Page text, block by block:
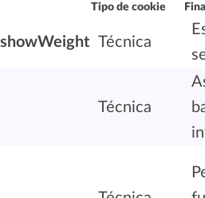
Tipo de cookie
Técnica
Técnica